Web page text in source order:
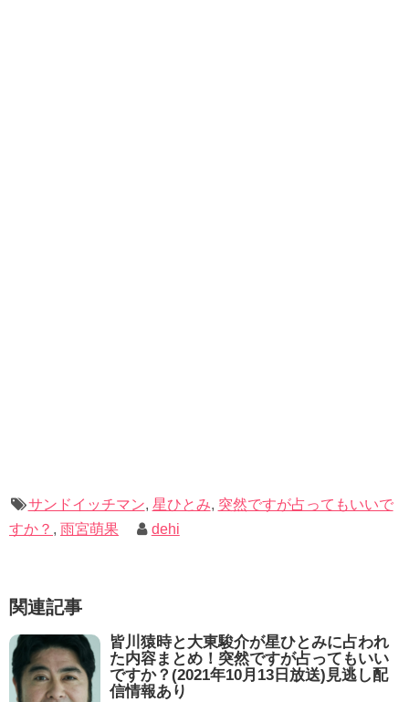
雨宮「はい」
雨宮「はい」
伊達「うーん」
富澤「へぇ」
サンドイッチマン, 星ひとみ, 突然ですが占ってもいいで
すか？ , 雨宮萌果 dehi
関連記事
皆川猿時と大東駿介が星ひとみに占われ
た内容まとめ！突然ですが占ってもいい
ですか？(2021年10月13日放送)見逃し配
信情報あり